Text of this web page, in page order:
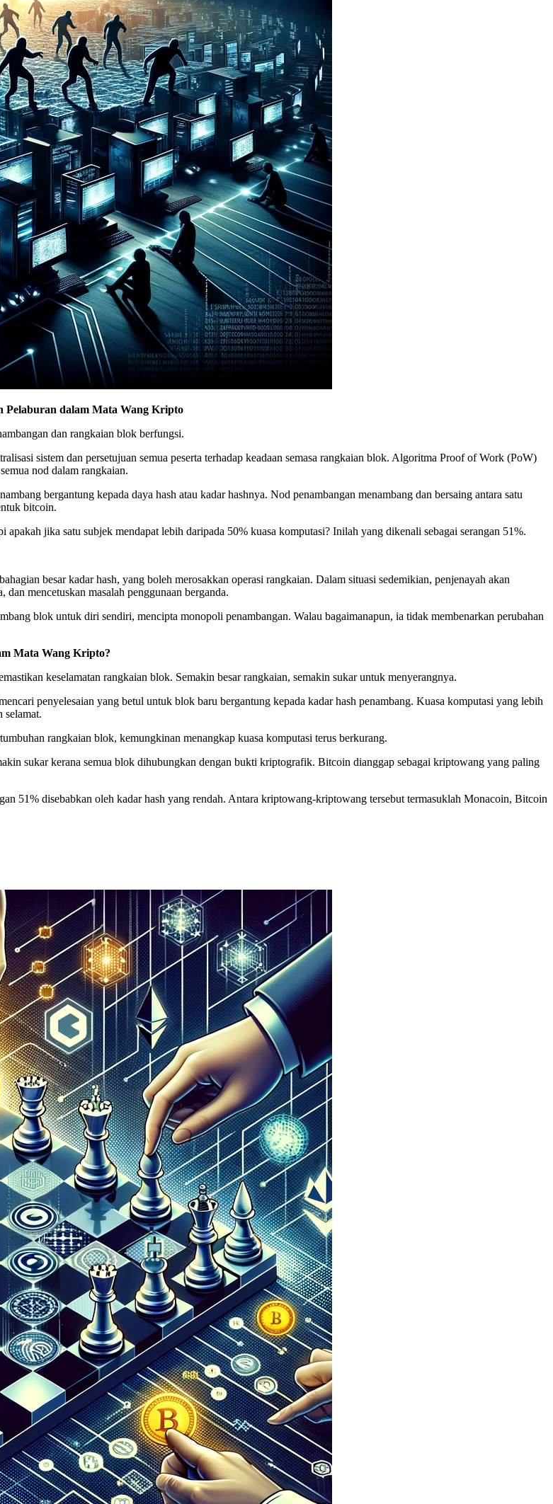
Pelaburan dalam Mata Wang Kripto
dan rangkaian blok berfungsi.
sistem dan persetujuan semua peserta terhadap keadaan semasa rangkaian blok. Algoritma Proof of Work (PoW)
nod dalam rangkaian.
bergantung kepada daya hash atau kadar hashnya. Nod penambangan menambang dan bersaing antara satu
bitcoin.
jika satu subjek mendapat lebih daripada 50% kuasa komputasi? Inilah yang dikenali sebagai serangan 51%.
besar kadar hash, yang boleh merosakkan operasi rangkaian. Dalam situasi sedemikian, penjenayah akan
mencetuskan masalah penggunaan berganda.
blok untuk diri sendiri, mencipta monopoli penambangan. Walau bagaimanapun, ia tidak membenarkan perubahan
Mata Wang Kripto?
keselamatan rangkaian blok. Semakin besar rangkaian, semakin sukar untuk menyerangnya.
penyelesaian yang betul untuk blok baru bergantung kepada kadar hash penambang. Kuasa komputasi yang lebih
selamat.
rangkaian blok, kemungkinan menangkap kuasa komputasi terus berkurang.
sukar kerana semua blok dihubungkan dengan bukti kriptografik. Bitcoin dianggap sebagai kriptowang yang paling
51% disebabkan oleh kadar hash yang rendah. Antara kriptowang-kriptowang tersebut termasuklah Monacoin, Bitcoin